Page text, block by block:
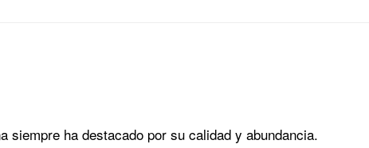
siempre ha destacado por su calidad y abundancia.